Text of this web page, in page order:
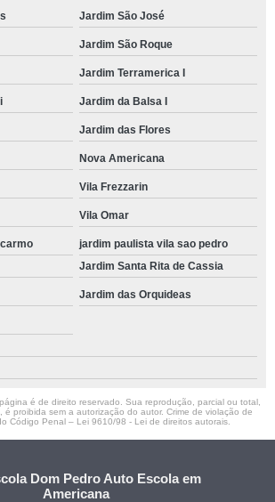
Jardim São José
Jardim São Roque
Jardim Terramerica I
Jardim da Balsa I
Jardim das Flores
Nova Americana
Vila Frezzarin
Vila Omar
jardim paulista vila sao pedro
Jardim Santa Rita de Cassia
Jardim das Orquideas
é de direito reservado. Sua reprodução, parcial ou total,
é proibida sem a autorização do autor. Crime de violação de
Código Penal – Lei 9610/98 - Lei de direitos autorais
Dom Pedro Auto Escola em
Americana